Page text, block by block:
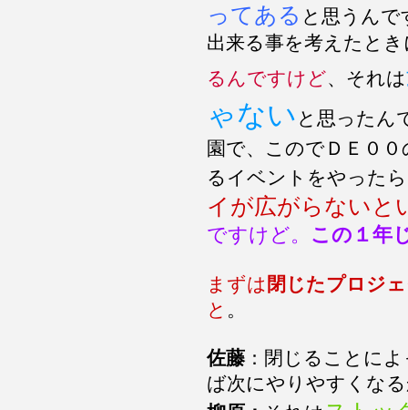
ってある と思うんで
出来る事を考えたとき
るんですけど、それは
ゃない と思ったん
園で、このでＤＥ０
るイベントをやった
イが広がらないと
ですけど。 この１年
まずは 閉じたプロジ
と 。
佐藤 ：閉じることに
ば次にやりやすくな